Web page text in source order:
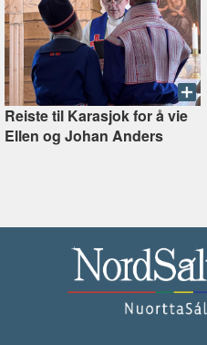
Reiste til Karasjok for å vie
Ellen og Johan Anders